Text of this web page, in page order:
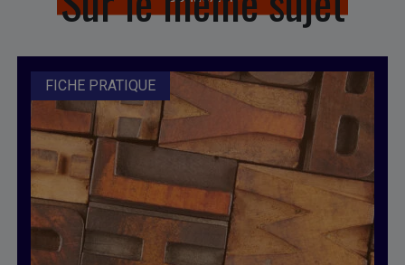
ABONNEZ-VOUS
À LA PUBLICATION
FICHE PRATIQUE